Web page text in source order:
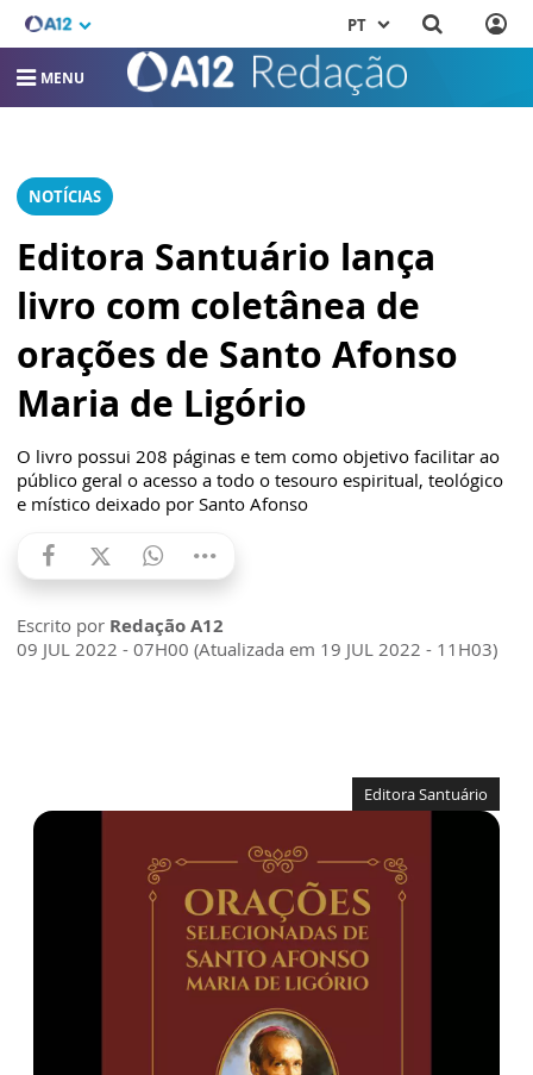
PT
MENU
NOTÍCIAS
Editora Santuário lança
livro com coletânea de
orações de Santo Afonso
Maria de Ligório
O livro possui 208 páginas e tem como objetivo facilitar ao
público geral o acesso a todo o tesouro espiritual, teológico
e místico deixado por Santo Afonso
Escrito por Redação A12
09 JUL 2022 - 07H00 (Atualizada em 19 JUL 2022 - 11H03)
Editora Santuário